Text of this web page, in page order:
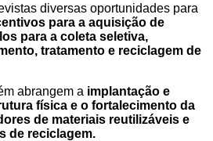
diversas oportunidades para
para a aquisição de
para a coleta seletiva,
tratamento e reciclagem de
abrangem a implantação e
física e o fortalecimento da
de materiais reutilizáveis e
de reciclagem.